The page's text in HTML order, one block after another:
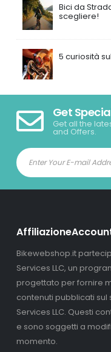
Bici da
scegliere!
5 curiosità
Get
Get all the
and Offers.
Bikewebshop.it
Services LLC, un
progettato per fornire
contenuti pubblicati
Services LLC. Questi
e sono soggetti a
momento.